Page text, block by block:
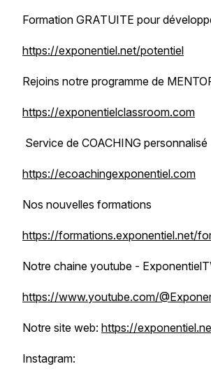
Formation GRATUITE pour
https://exponentiel.net/potentiel
Rejoins notre programme de
https://exponentielclassroom.com
Service de COACHING personnalisé
https://ecoachingexponentiel.com
Nos nouvelles formations
https://formations.exponentiel.net/
Notre chaine youtube -
https://www.youtube.com/
Notre site web: https://
Instagram: